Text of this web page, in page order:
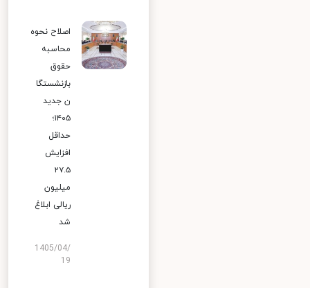
اصلاح نحوه
محاسبه
حقوق
بازنشستگا
ن جدید
۱۴۰۵؛
حداقل
افزایش
۲۷.۵
میلیون
ریالی ابلاغ
شد
1405/04/
19